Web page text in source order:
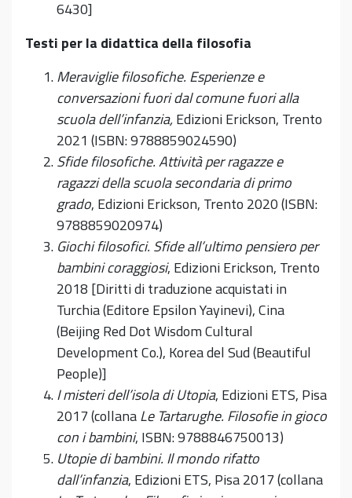
6430]
Testi per la didattica della filosofia
Meraviglie filosofiche. Esperienze e
conversazioni fuori dal comune fuori alla
scuola dell’infanzia,Edizioni Erickson, Trento
2021 (ISBN: 9788859024590)
Sfide filosofiche.Attività per ragazze e
ragazzi della scuola secondaria di primo
grado, Edizioni Erickson, Trento 2020 (ISBN:
9788859020974)
Giochi filosofici. Sfide all’ultimo pensiero per
bambini coraggiosi, Edizioni Erickson, Trento
2018 [Diritti di traduzione acquistati in
Turchia (Editore Epsilon Yayinevi), Cina
(Beijing Red Dot Wisdom Cultural
Development Co.), Korea del Sud (Beautiful
People)]
I misteri dell’isola di Utopia, Edizioni ETS, Pisa
2017 (collanaLe Tartarughe. Filosofie in gioco
con i bambini, ISBN: 9788846750013)
Utopie di bambini. Il mondo rifatto
dall’infanzia, Edizioni ETS, Pisa 2017 (collana